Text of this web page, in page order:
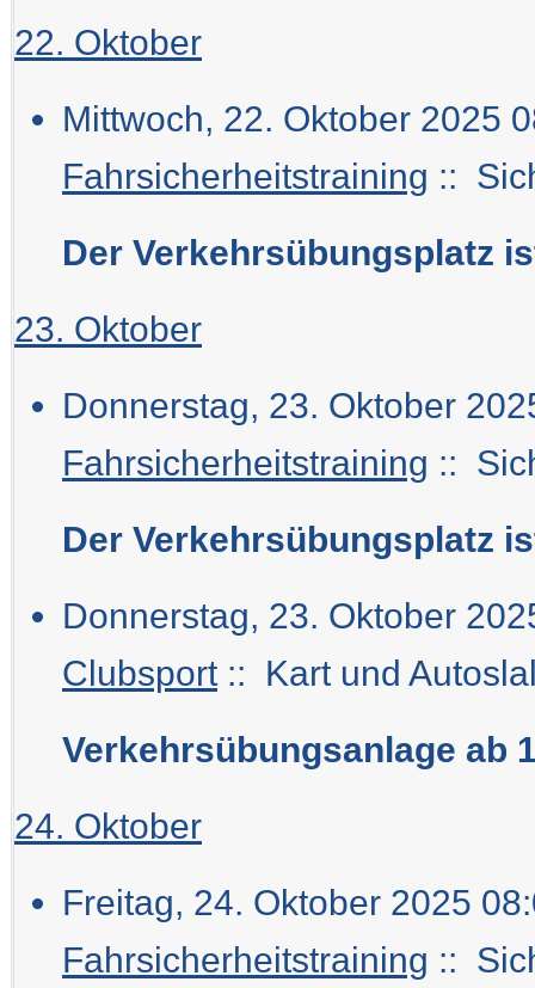
22. Oktober
Mittwoch, 22. Oktober 2025
Fahrsicherheitstraining ::
Der Verkehrsübungsplatz
23. Oktober
Donnerstag, 23. Oktober
Fahrsicherheitstraining ::
Der Verkehrsübungsplatz
Donnerstag, 23. Oktober
Clubsport:: Kart und
Verkehrsübungsanlage ab
24. Oktober
Freitag, 24. Oktober 2025
Fahrsicherheitstraining ::